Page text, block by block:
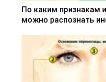
По каким признакам
можно распознать